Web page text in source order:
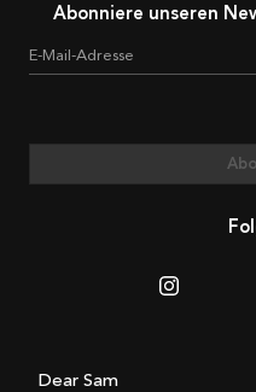
Abonniere unseren
E-Mail-Adresse
Dear Sam